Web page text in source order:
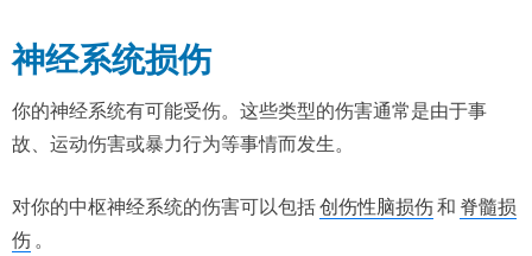
神经系统损伤
你的神经系统有可能受伤。这些类型的伤害通常是由于事
故、运动伤害或暴力行为等事情而发生。
对你的中枢神经系统的伤害可以包括创伤性脑损伤和 脊髓损
伤 。